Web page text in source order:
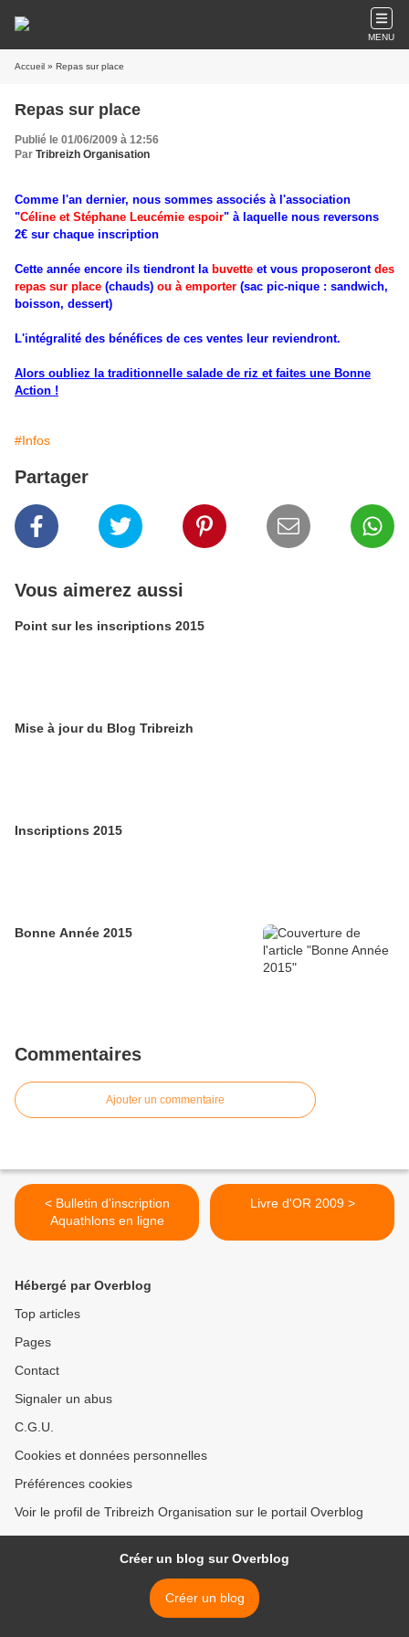
MENU
Accueil » Repas sur place
Repas sur place
Publié le 01/06/2009 à 12:56
Par Tribreizh Organisation
Comme l'an dernier, nous sommes associés à l'association
"Céline et Stéphane Leucémie espoir" à laquelle nous reversons
2€ sur chaque inscription
Cette année encore ils tiendront la buvette et vous proposeront des
repas sur place (chauds) ou à emporter (sac pic-nique : sandwich,
boisson, dessert)
L'intégralité des bénéfices de ces ventes leur reviendront.
Alors oubliez la traditionnelle salade de riz et faites une Bonne
Action !
#Infos
Partager
Vous aimerez aussi
Point sur les inscriptions 2015
Mise à jour du Blog Tribreizh
Inscriptions 2015
Bonne Année 2015
Commentaires
Ajouter un commentaire
< Bulletin d'inscription
Aquathlons en ligne
Livre d'OR 2009 >
Hébergé par Overblog
Top articles
Pages
Contact
Signaler un abus
C.G.U.
Cookies et données personnelles
Préférences cookies
Voir le profil de Tribreizh Organisation sur le portail Overblog
Créer un blog sur Overblog
Créer un blog